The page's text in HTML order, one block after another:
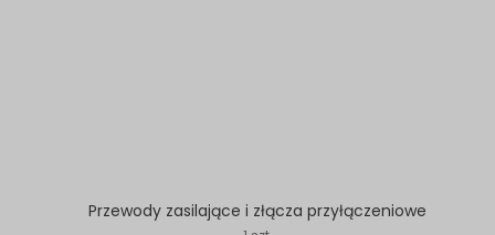
Przewody zasilające i złącza przyłączeniowe